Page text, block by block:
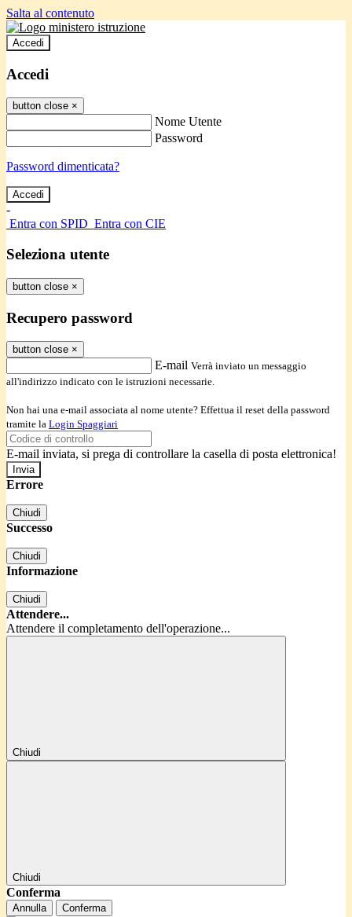
Salta al contenuto
Accedi
Accedi
button close ×
Nome Utente
Password
Password dimenticata?
-
Entra con SPID Entra con CIE
Seleziona utente
button close ×
Recupero password
button close ×
E-mail Verrà inviato un messaggio
all'indirizzo indicato con le istruzioni necessarie.
Non hai una e-mail associata al nome utente? Effettua il reset della password
tramite la Login Spaggiari
E-mail inviata, si prega di controllare la casella di posta elettronica!
Errore
Chiudi
Successo
Chiudi
Informazione
Chiudi
Attendere...
Attendere il completamento dell'operazione...
Chiudi
Chiudi
Conferma
Annulla Conferma